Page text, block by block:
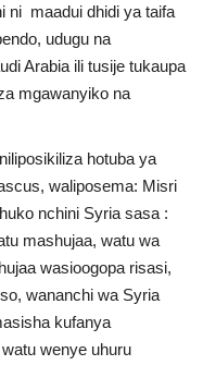
ni maadui dhidi ya taifa
udugu na
Arabia ili tusije tukaupa
mgawanyiko na
hotuba ya
waliposema: Misri
nchini Syria sasa :
mashujaa, watu wa
wasioogopa risasi,
wananchi wa Syria
kufanya
wenye uhuru